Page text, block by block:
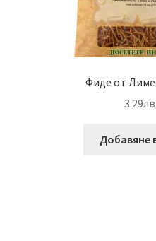
Фиде от
3.29лв.
Добавяне